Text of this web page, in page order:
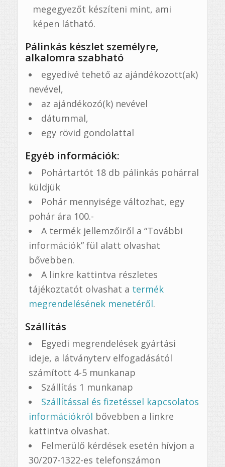
megegyezőt készíteni mint, ami
képen látható.
Pálinkás készlet személyre,
alkalomra szabható
egyedivé tehető az ajándékozott(ak)
nevével,
az ajándékozó(k) nevével
dátummal,
egy rövid gondolattal
Egyéb információk:
Pohártartót 18 db pálinkás pohárral
küldjük
Pohár mennyisége változhat, egy
pohár ára 100.-
A termék jellemzőiről a “További
információk” fül alatt olvashat
bővebben.
A linkre kattintva részletes
tájékoztatót olvashat a termék
megrendelésének menetéről.
Szállítás
Egyedi megrendelések gyártási
ideje, a látványterv elfogadásától
számított 4-5 munkanap
Szállítás 1 munkanap
Szállítással és fizetéssel kapcsolatos
információkról bővebben a linkre
kattintva olvashat.
Felmerülő kérdések esetén hívjon a
30/207-1322-es telefonszámon